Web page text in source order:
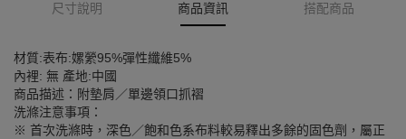
尺寸說明 商品資訊 搭配商品
材質:表布:嫘縈95%彈性纖維5%
內裡: 無 產地:中國
商品描述：附墊肩／單邊領口抓褶
洗滌注意事項：
※ 首次洗滌時，深色／飽和色系布料較易釋出多餘的固色劑，屬正